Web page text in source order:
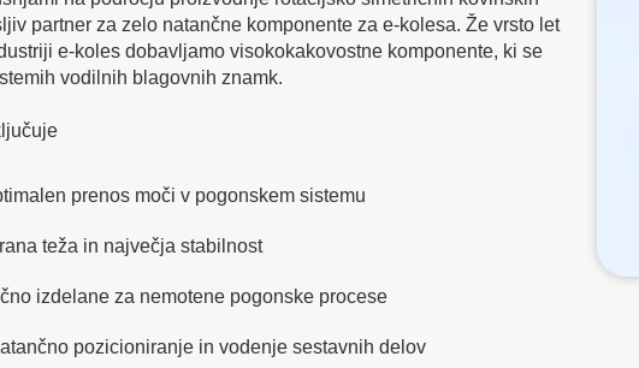
partner za zelo natančne komponente za e-kolesa. Že vrsto let
e-koles dobavljamo visokokakovostne komponente, ki se
vodilnih blagovnih znamk.
prenos moči v pogonskem sistemu
teža in največja stabilnost
izdelane za nemotene pogonske procese
pozicioniranje in vodenje sestavnih delov